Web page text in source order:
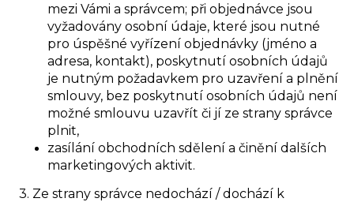
mezi Vámi a správcem; při objednávce jsou
vyžadovány osobní údaje, které jsou nutné
pro úspěšné vyřízení objednávky (jméno a
adresa, kontakt), poskytnutí osobních údajů
je nutným požadavkem pro uzavření a plnění
smlouvy, bez poskytnutí osobních údajů není
možné smlouvu uzavřít či jí ze strany správce
plnit,
zasílání obchodních sdělení a činění dalších
marketingových aktivit.
3. Ze strany správce nedochází / dochází k